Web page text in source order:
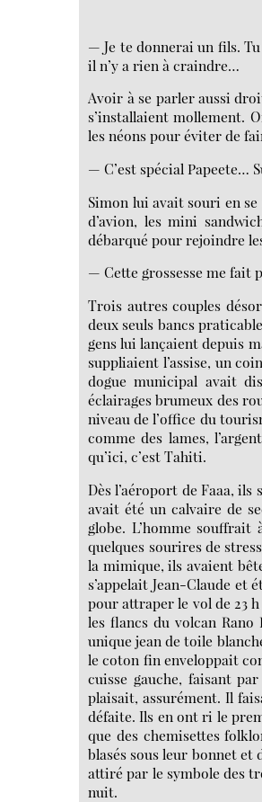
— Je te donnerai un fils.
il n’y a rien à craindre…
Avoir à se parler aussi
s’installaient mollement.
les néons pour éviter de
— C’est spécial Papeete…
Simon lui avait souri en
d’avion, les mini
débarqué pour rejoindre
— Cette grossesse me fait
Trois autres couples
deux seuls bancs
gens lui lançaient depuis
suppliaient l’assise, un
dogue municipal avait
éclairages brumeux des
niveau de l’office du
comme des lames,
qu’ici, c’est Tahiti.
Dès l’aéroport de Faaa,
avait été un calvaire de
globe. L’homme
quelques sourires de
la mimique, ils avaient
s’appelait Jean-Claude
pour attraper le vol de 23
les flancs du volcan
unique jean de toile
le coton fin enveloppait
cuisse gauche, faisant
plaisait, assurément. Il
défaite. Ils en ont ri le
que des chemisettes
blasés sous leur bonnet et
attiré par le symbole des
nuit.